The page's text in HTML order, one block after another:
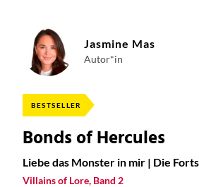
Jasmine Mas
Autor*in
BESTSELLER
Bonds of Hercules
Liebe das Monster in mir | Die
Villains of Lore, Band 2